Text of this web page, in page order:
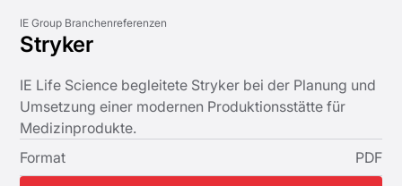
IE Group Branchenreferenzen
Stryker
IE Life Science begleitete Stryker bei der Planung und
Umsetzung einer modernen Produktionsstätte für
Medizinprodukte.
Format
PDF